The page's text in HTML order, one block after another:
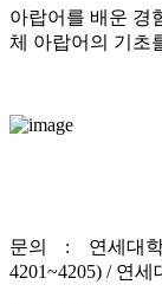
아랍어를 배운 경
체 아랍어의 기초
문의 : 연세대
4201~4205) / 연